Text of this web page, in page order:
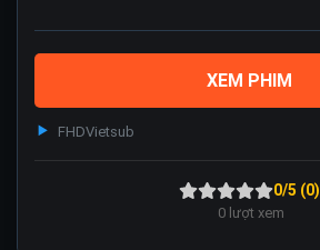
XEM PHIM
FHDVietsub
0/5 (0)
0 lượt xem